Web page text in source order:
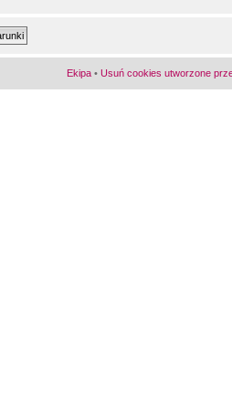
Ekipa • Usuń cookies utworzone